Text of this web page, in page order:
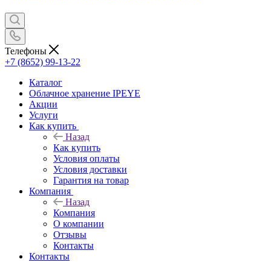
Телефоны
+7 (8652) 99-13-22
Каталог
Облачное хранение IPEYE
Акции
Услуги
Как купить
Назад
Как купить
Условия оплаты
Условия доставки
Гарантия на товар
Компания
Назад
Компания
О компании
Отзывы
Контакты
Контакты